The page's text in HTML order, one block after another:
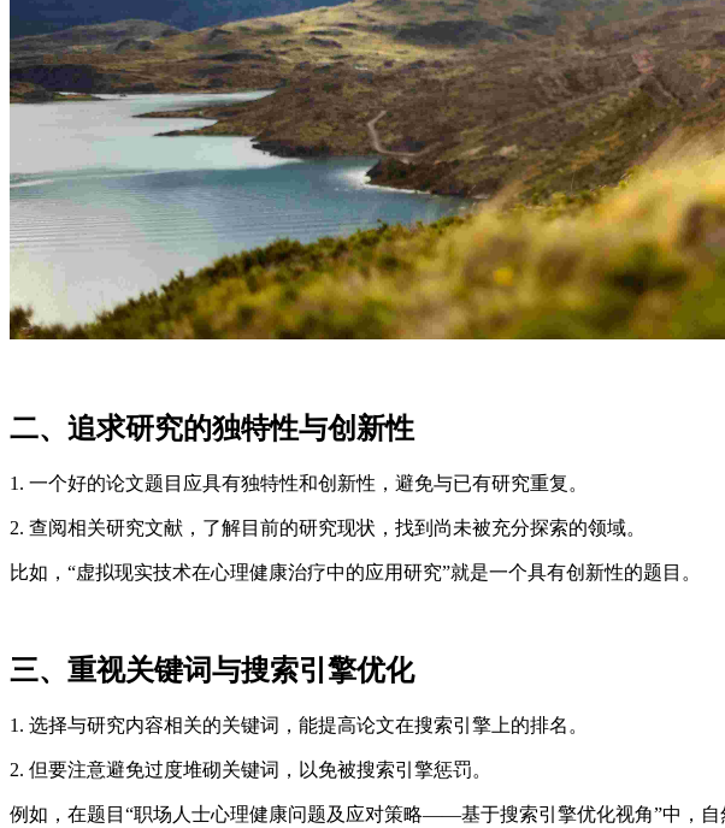
二、追求研究的独特性与创新性
1. 一个好的论文题目应具有独特性和创新性，避免与已有研究重复。
2. 查阅相关研究文献，了解目前的研究现状，找到尚未被充分探索的领域。
比如，“虚拟现实技术在心理健康治疗中的应用研究”就是一个具有创新性的题目。
三、重视关键词与搜索引擎优化
1. 选择与研究内容相关的关键词，能提高论文在搜索引擎上的排名。
2. 但要注意避免过度堆砌关键词，以免被搜索引擎惩罚。
例如，在题目“职场人士心理健康问题及应对策略——基于搜索引擎优化视角”中，自